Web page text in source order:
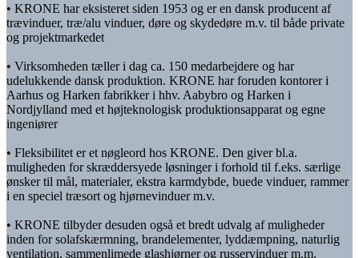
• KRONE har eksisteret siden 1953 og er en dansk producent af
trævinduer, træ/alu vinduer, døre og skydedøre m.v. til både private
og projektmarkedet
• Virksomheden tæller i dag ca. 150 medarbejdere og har
udelukkende dansk produktion. KRONE har foruden kontorer i
Aarhus og Harken fabrikker i hhv. Aabybro og Harken i
Nordjylland med et højteknologisk produktionsapparat og egne
ingeniører
• Fleksibilitet er et nøgleord hos KRONE. Den giver bl.a.
muligheden for skræddersyede løsninger i forhold til f.eks. særlige
ønsker til mål, materialer, ekstra karmdybde, buede vinduer, rammer
i en speciel træsort og hjørnevinduer m.v.
• KRONE tilbyder desuden også et bredt udvalg af muligheder
inden for solafskærmning, brandelementer, lyddæmpning, naturlig
ventilation, sammenlimede glashjørner og russervinduer m.m.